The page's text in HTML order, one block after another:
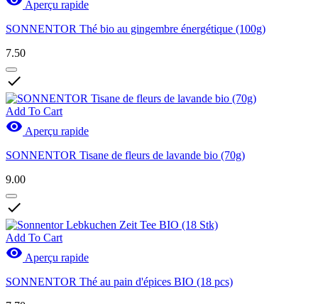
Aperçu rapide
SONNENTOR Thé bio au gingembre énergétique (100g)
7.50

Add To Cart
 Aperçu rapide
SONNENTOR Tisane de fleurs de lavande bio (70g)
9.00

Add To Cart
 Aperçu rapide
SONNENTOR Thé au pain d'épices BIO (18 pcs)